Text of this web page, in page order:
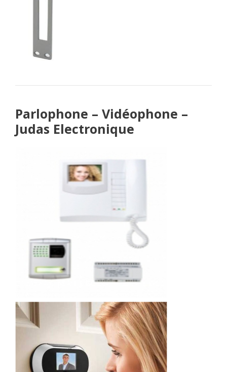
Parlophone – Vidéophone –
Judas Electronique